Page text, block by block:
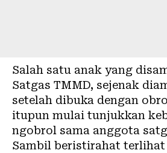
Salah satu anak yang
Satgas TMMD, sejenak
setelah dibuka dengan
itupun mulai tunjukkan
ngobrol sama anggota
Sambil beristirahat